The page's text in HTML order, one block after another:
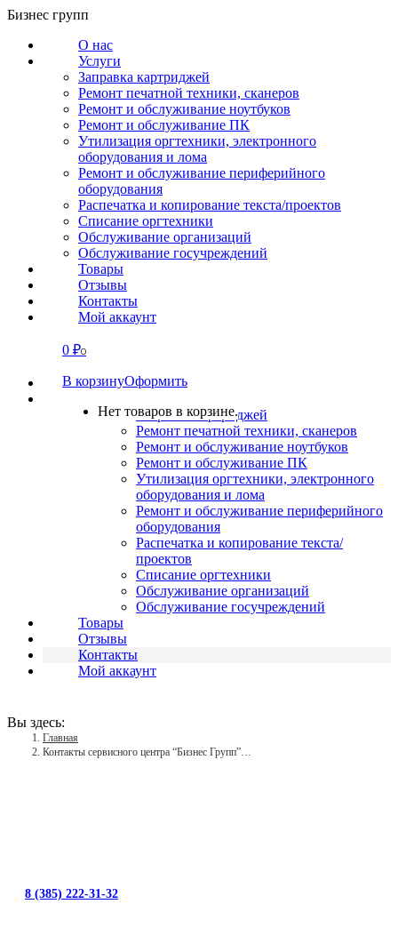
Перейти
содержанию
Бизнес групп
О нас
Услуги
Заправка картриджей
Ремонт печатной техники, сканеров
Ремонт и обслуживание ноутбуков
Ремонт и обслуживание ПК
Утилизация оргтехники, электронного
оборудования и лома
Ремонт и обслуживание периферийного
оборудования
Распечатка и копирование текста/проектов
Списание оргтехники
Обслуживание организаций
Обслуживание госучреждений
Товары
Отзывы
Контакты
Мой аккаунт
0 ₽0
В корзинуОформить
Нет товаров в корзине.
СВЯЗАТЬСЯ
О нас
Заправка картриджей
Ремонт печатной техники, сканеров
Ремонт и обслуживание ноутбуков
Ремонт и обслуживание ПК
Утилизация оргтехники, электронного
оборудования и лома
Ремонт и обслуживание периферийного
оборудования
Распечатка и копирование текста/
проектов
Списание оргтехники
Обслуживание организаций
Обслуживание госучреждений
Товары
Отзывы
Контакты
Мой аккаунт
Вы здесь:
Главная
Контакты сервисного центра “Бизнес Групп”…
8 (385) 222-31-32